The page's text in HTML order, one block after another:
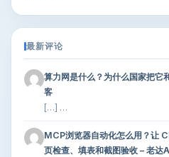
最新评论
算力网是什么？为什么国家把它
客
[…] …
MCP浏览器自动化怎么用？让
页检查、填表和截图验收 – 老达